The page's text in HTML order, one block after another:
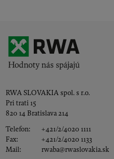
RWA SLOVAKIA spol. s r.o.
Pri trati 15
820 14 Bratislava 214
Telefon:
+421/2/4020 1111
Fax:
+421/2/4020 1133
Mail:
rwaba@rwaslovakia.sk